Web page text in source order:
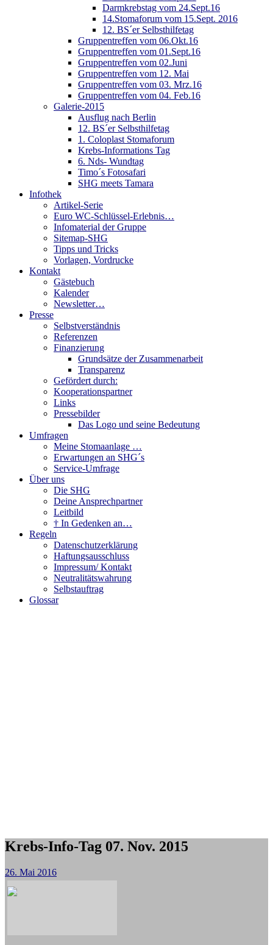
Darmkrebstag vom 24.Sept.16
14.Stomaforum vom 15.Sept. 2016
12. BS´er Selbsthilfetag
Gruppentreffen vom 06.Okt.16
Gruppentreffen vom 01.Sept.16
Gruppentreffen vom 02.Juni
Gruppentreffen vom 12. Mai
Gruppentreffen vom 03. Mrz.16
Gruppentreffen vom 04. Feb.16
Galerie-2015
Ausflug nach Berlin
12. BS´er Selbsthilfetag
1. Coloplast Stomaforum
Krebs-Informations Tag
6. Nds- Wundtag
Timo´s Fotosafari
SHG meets Tamara
Infothek
Artikel-Serie
Euro WC-Schlüssel-Erlebnis…
Infomaterial der Gruppe
Sitemap-SHG
Tipps und Tricks
Vorlagen, Vordrucke
Kontakt
Gästebuch
Kalender
Newsletter…
Presse
Selbstverständnis
Referenzen
Finanzierung
Grundsätze der Zusammenarbeit
Transparenz
Gefördert durch:
Kooperationspartner
Links
Pressebilder
Das Logo und seine Bedeutung
Umfragen
Meine Stomaanlage …
Erwartungen an SHG´s
Service-Umfrage
Über uns
Die SHG
Deine Ansprechpartner
Leitbild
† In Gedenken an…
Regeln
Datenschutzerklärung
Haftungsausschluss
Impressum/ Kontakt
Neutralitätswahrung
Selbstauftrag
Glossar
Krebs-Info-Tag 07. Nov. 2015
26. Mai 2016